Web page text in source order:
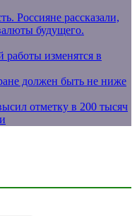
Россияне рассказали,
будущего.
работы изменятся в
должен быть не ниже
отметку в 200 тысяч